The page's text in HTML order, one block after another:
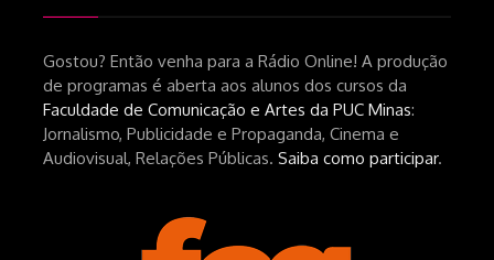
Gostou? Então venha para a Rádio Online! A produção
de programas é aberta aos alunos dos cursos da
Faculdade de Comunicação e Artes da PUC Minas:
Jornalismo, Publicidade e Propaganda, Cinema e
Audiovisual, Relações Públicas. Saiba como participar.